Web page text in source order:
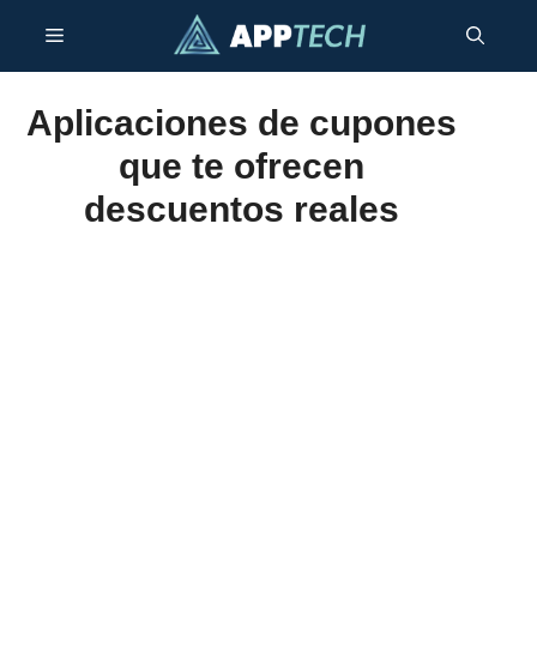
contenido
Menú
Aplicaciones de cupones
que te ofrecen
descuentos reales